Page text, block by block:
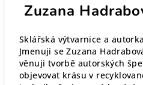
Zuzana
Sklářská výtvarnice a
Jmenuji se Zuzana
věnuji tvorbě autorských
objevovat krásu v